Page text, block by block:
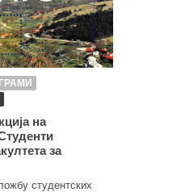
на
за
студентских